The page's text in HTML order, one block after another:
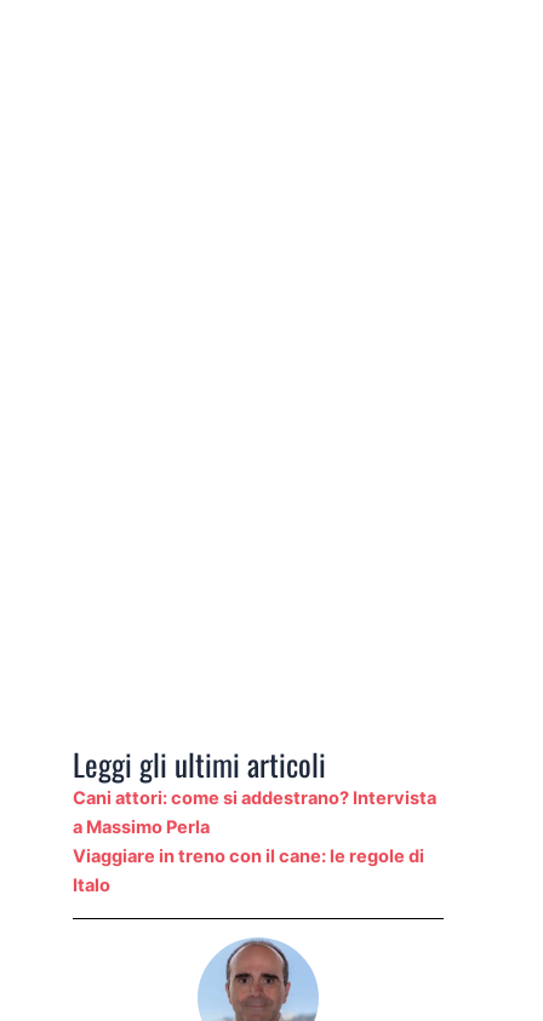
Leggi gli ultimi articoli
Cani attori: come si addestrano? Intervista
a Massimo Perla
Viaggiare in treno con il cane: le regole di
Italo